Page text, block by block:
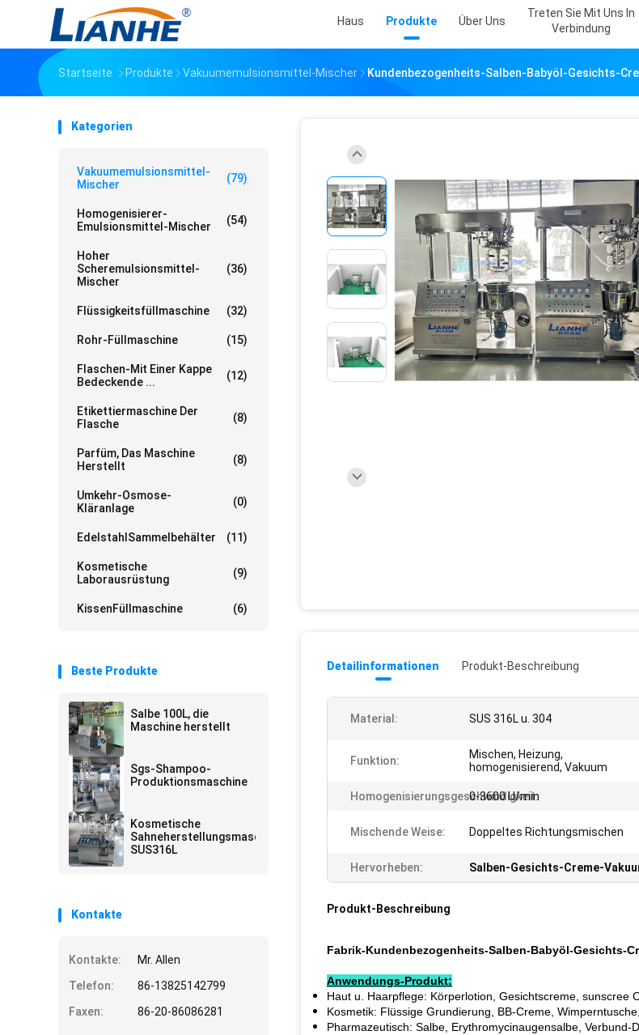
Haus Produkte Über Uns
Treten Sie Mit Uns In
Verbindung
Startseite Produkte Vakuumemulsionsmittel-Mischer Kundenbezogenheits-Salben-Babyöl-Gesichts-
Kategorien
Vakuumemulsionsmittel-
Mischer
(79)
Homogenisierer-
Emulsionsmittel-Mischer
(54)
Hoher
Scheremulsionsmittel-
Mischer
(36)
Flüssigkeitsfüllmaschine (32)
Rohr-Füllmaschine (15)
Flaschen-Mit Einer Kappe
Bedeckende ...
(12)
Etikettiermaschine Der
Flasche
(8)
Parfüm, Das Maschine
Herstellt
(8)
Umkehr-Osmose-
Kläranlage
(0)
EdelstahlSammelbehälter (11)
Kosmetische
Laborausrüstung
(9)
KissenFüllmaschine (6)
Beste Produkte
Salbe 100L, die
Maschine herstellt
Sgs-Shampoo-
Produktionsmaschine
Kosmetische
Sahneherstellungsmaschine
SUS316L
Kontakte
Kontakte:
Mr. Allen
Telefon:
86-13825142799
Faxen:
86-20-86086281
Detailinformationen Produkt-Beschreibung
Material: SUS 316L u. 304
Funktion:
Mischen, Heizung,
homogenisierend, Vakuum
Homogenisierungsgeschwindigkeit:
0-3600 U/min
Mischende Weise: Doppeltes Richtungsmischen
Hervorheben: Salben-Gesichts-Creme-
Produkt-Beschreibung
Fabrik-Kundenbezogenheits-Salben-Babyöl-Gesichts-
Anwendungs-Produkt:
Haut u. Haarpflege: Körperlotion, Gesichtscreme, sunscree
Kosmetik: Flüssige Grundierung, BB-Creme,
Pharmazeutisch: Salbe, Erythromycinaugensalbe, Verbund-